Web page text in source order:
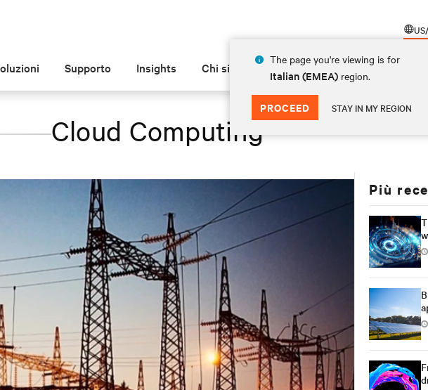
The page you're viewing is for
Italian (EMEA) region.
PROCEED STAY IN MY REGION
Supporto Insights Chi siamo
Cloud Computing
Più